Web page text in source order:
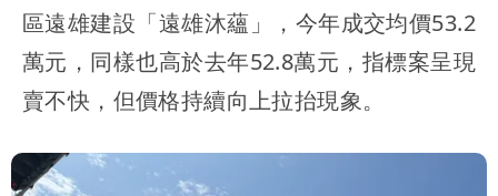
區遠雄建設「遠雄沐蘊」，今年成交均價53.2
萬元，同樣也高於去年52.8萬元，指標案呈現
賣不快，但價格持續向上拉抬現象。